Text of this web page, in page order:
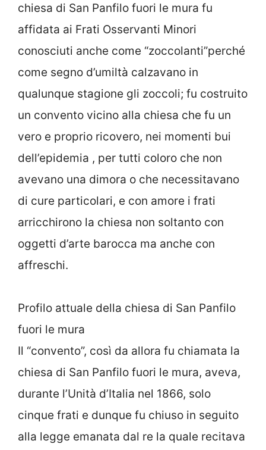
chiesa di San Panfilo fuori le mura fu
affidata ai Frati Osservanti Minori
conosciuti anche come “zoccolanti”perché
come segno d’umiltà calzavano in
qualunque stagione gli zoccoli; fu costruito
un convento vicino alla chiesa che fu un
vero e proprio ricovero, nei momenti bui
dell’epidemia , per tutti coloro che non
avevano una dimora o che necessitavano
di cure particolari, e con amore i frati
arricchirono la chiesa non soltanto con
oggetti d’arte barocca ma anche con
affreschi.
Profilo attuale della chiesa di San Panfilo
fuori le mura
Il “convento”, così da allora fu chiamata la
chiesa di San Panfilo fuori le mura, aveva,
durante l’Unità d’Italia nel 1866, solo
cinque frati e dunque fu chiuso in seguito
alla legge emanata dal re la quale recitava